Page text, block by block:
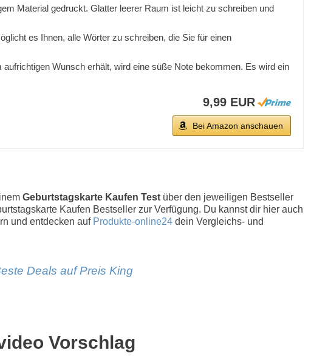
Material gedruckt. Glatter leerer Raum ist leicht zu schreiben und
es Ihnen, alle Wörter zu schreiben, die Sie für einen
Wunsch erhält, wird eine süße Note bekommen. Es wird ein
9,99 EUR
Bei Amazon anschauen
Geburtstagskarte Kaufen Test über den jeweiligen Bestseller
Kaufen Bestseller zur Verfügung. Du kannst dir hier auch
und entdecken auf Produkte-online24 dein Vergleichs- und
Deals auf Preis King
Vorschlag